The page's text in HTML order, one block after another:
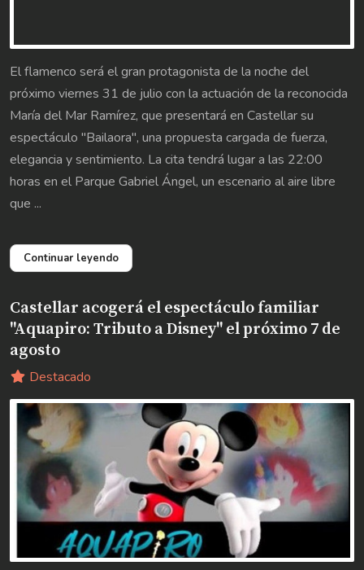
El flamenco será el gran protagonista de la noche del
próximo viernes 31 de julio con la actuación de la reconocida
María del Mar Ramírez, que presentará en Castellar su
espectáculo "Bailaora", una propuesta cargada de fuerza,
elegancia y sentimiento. La cita tendrá lugar a las 22:00
horas en el Parque Gabriel Ángel, un escenario al aire libre
que ...
Continuar leyendo
Castellar acogerá el espectáculo familiar
"Aquapiro: Tributo a Disney" el próximo 7 de
agosto
Destacado